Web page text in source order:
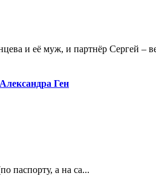
и её муж, и партнёр Сергей –
Ген
паспорту, а на са...